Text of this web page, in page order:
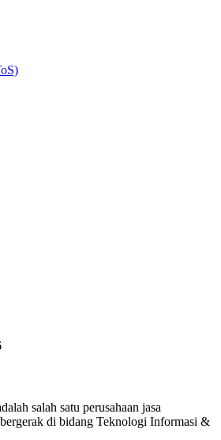
salah satu perusahaan jasa
di bidang Teknologi Informasi &